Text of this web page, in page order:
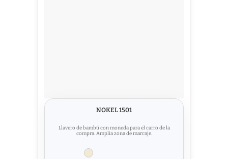
NOKEL 1501
Llavero de bambú con moneda para el carro de la
compra. Amplia zona de marcaje.